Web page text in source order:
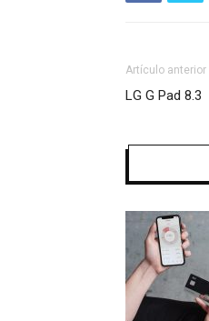
Artículo anterior
LG G Pad 8.3